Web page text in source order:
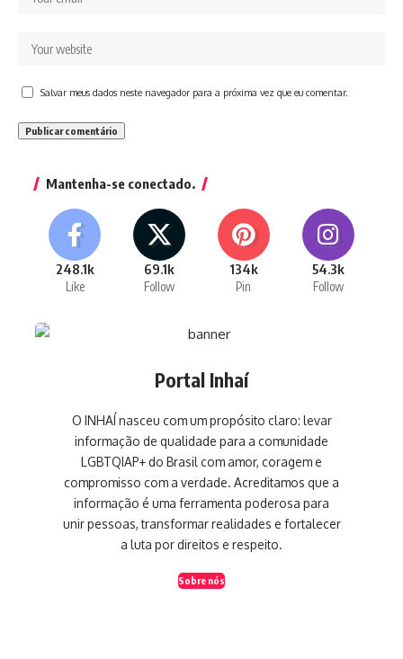
Salvar meus dados neste navegador para a próxima vez que eu comentar.
Mantenha-se conectado.
248.1k
Like
69.1k
Follow
134k
Pin
54.3k
Follow
Portal Inhaí
O INHAÍ nasceu com um propósito claro: levar
informação de qualidade para a comunidade
LGBTQIAP+ do Brasil com amor, coragem e
compromisso com a verdade. Acreditamos que a
informação é uma ferramenta poderosa para
unir pessoas, transformar realidades e fortalecer
a luta por direitos e respeito.
Sobre nós